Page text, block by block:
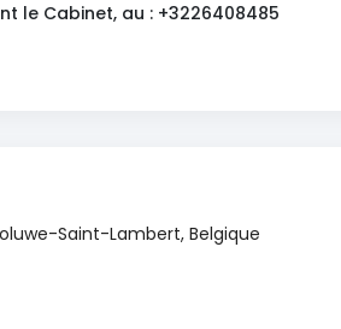
le Cabinet, au : +3226408485
Saint-Lambert, Belgique